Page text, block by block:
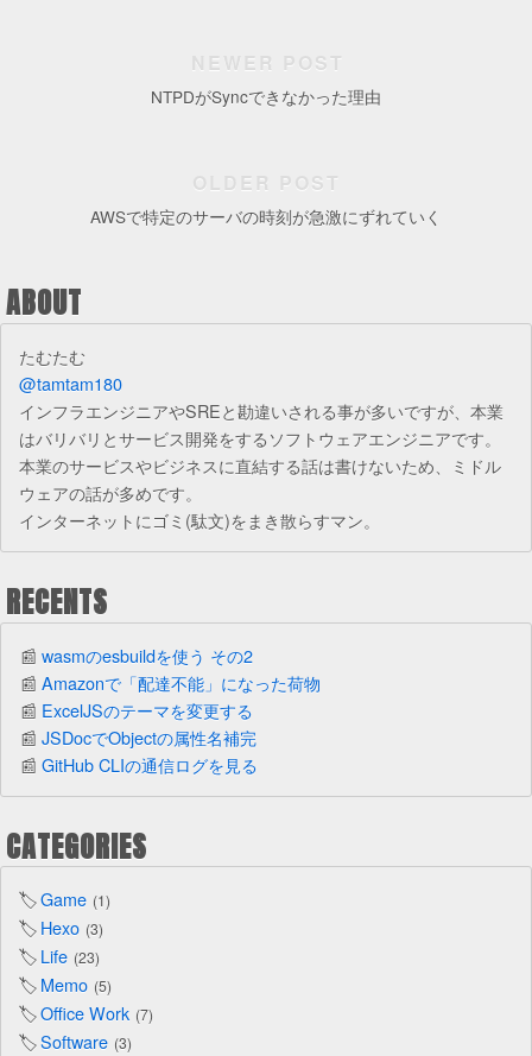
NEWER POST
NTPDがSyncできなかった理由
OLDER POST
AWSで特定のサーバの時刻が急激にずれていく
ABOUT
たむたむ
@tamtam180
インフラエンジニアやSREと勘違いされる事が多いですが、本業
はバリバリとサービス開発をするソフトウェアエンジニアです。
本業のサービスやビジネスに直結する話は書けないため、ミドル
ウェアの話が多めです。
インターネットにゴミ(駄文)をまき散らすマン。
RECENTS
wasmのesbuildを使う その2
Amazonで「配達不能」になった荷物
ExcelJSのテーマを変更する
JSDocでObjectの属性名補完
GitHub CLIの通信ログを見る
CATEGORIES
Game 1
Hexo 3
Life 23
Memo 5
Office Work 7
Software 3